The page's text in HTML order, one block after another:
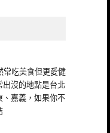
常吃美食但更愛健
出沒的地點是台北
、嘉義，如果你不